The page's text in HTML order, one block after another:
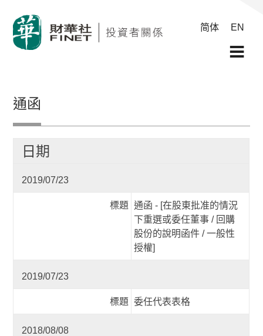
简体 EN
通函
日期
2019/07/23
標題
通函 - [在股東批准的情況
下重選或委任董事 / 回購
股份的說明函件 / 一般性
授權]
2019/07/23
標題 委任代表表格
2018/08/08